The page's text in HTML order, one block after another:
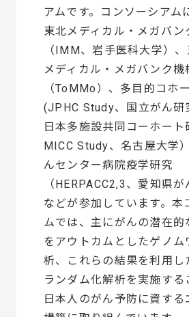
アムです。コンソーシアム
東北メディカル・メガバン
（IMM、岩手医科大学）
メディカル・メガバンク機
（ToMMo）、多目的コホ
(JPHC Study、国立がん研
日本多施設共同コーホート
MICC Study、名古屋大学
んセンター病院疫学研究
（HERPACC2,3、愛知県が
などが参加しています。本
ムでは、主にがんの潜在的
をアウトカムとしたゲノム
析、これらの結果を利用し
ランダム化解析を実施する
日本人のがん予防に資する